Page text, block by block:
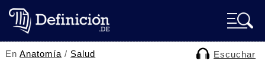
EnAnatomía / Salud Escuchar